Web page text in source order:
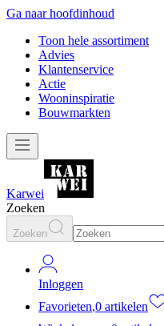
Ga naar hoofdinhoud
Toon hele assortiment
Advies
Klantenservice
Actie
Wooninspiratie
Bouwmarkten
Karwei
Zoeken
Zoeken
Inloggen
Favorieten,0 artikelen